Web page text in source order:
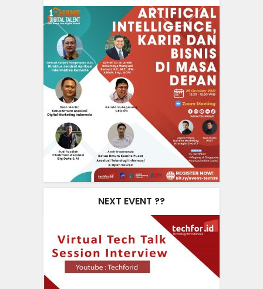
NEXT EVENT ??